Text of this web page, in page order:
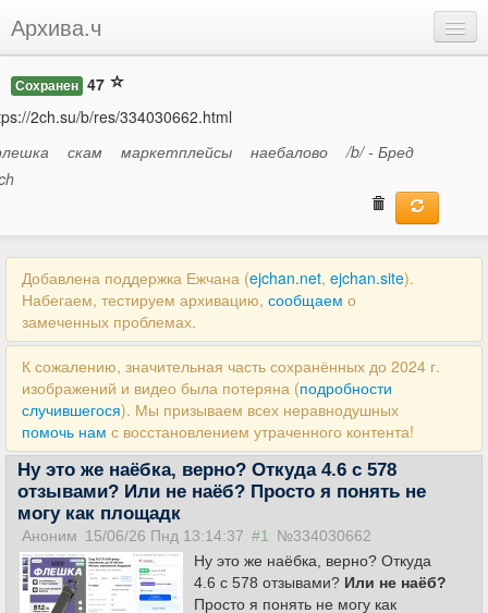
Архива.ч
Добавить
Войти
Сохранен 47
2ch.su/b/res/334030662.html
скам маркетплейсы наебалово
/b/ - Бред
Добавлена поддержка Ежчана (ejchan.net, ejchan.site).
Набегаем, тестируем архивацию, сообщаем о
замеченных проблемах.
К сожалению, значительная часть сохранённых до 2024 г.
изображений и видео была потеряна (подробности
случившегося). Мы призываем всех неравнодушных
помочь нам с восстановлением утраченного контента!
Ну это же наёбка, верно? Откуда 4.6 c 578
отзывами? Или не наёб? Просто я понять не
могу как площадк
Аноним 15/06/26 Пнд 13:14:37 #1 №334030662
Ну это же наёбка, верно? Откуда
4.6 c 578 отзывами? Или не наёб?
Просто я понять не могу как